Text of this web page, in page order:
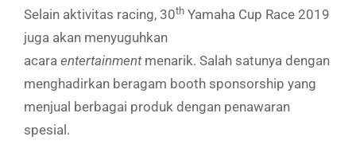
Selain aktivitas racing, 30th Yamaha Cup Race 2019
juga akan menyuguhkan
acara entertainmentmenarik. Salah satunya dengan
menghadirkan beragam booth sponsorship yang
menjual berbagai produk dengan penawaran
spesial.